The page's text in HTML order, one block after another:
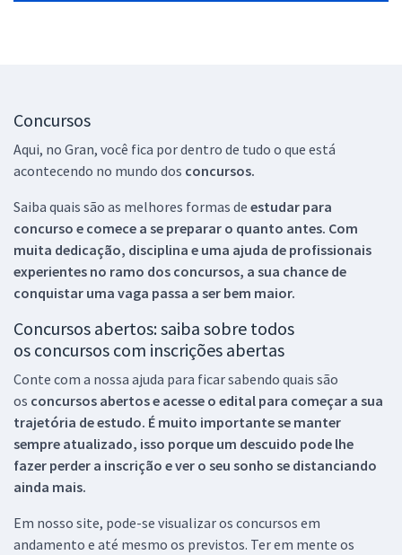
Concursos
Aqui, no Gran, você fica por dentro de tudo o que está
acontecendo no mundo dos concursos.
Saiba quais são as melhores formas de estudar para
concurso e comece a se preparar o quanto antes. Com
muita dedicação, disciplina e uma ajuda de profissionais
experientes no ramo dos concursos, a sua chance de
conquistar uma vaga passa a ser bem maior.
Concursos abertos: saiba sobre todos
os concursos com inscrições abertas
Conte com a nossa ajuda para ficar sabendo quais são
os concursos abertos e acesse o edital para começar a sua
trajetória de estudo. É muito importante se manter
sempre atualizado, isso porque um descuido pode lhe
fazer perder a inscrição e ver o seu sonho se distanciando
ainda mais.
Em nosso site, pode-se visualizar os concursos em
andamento e até mesmo os previstos. Ter em mente os